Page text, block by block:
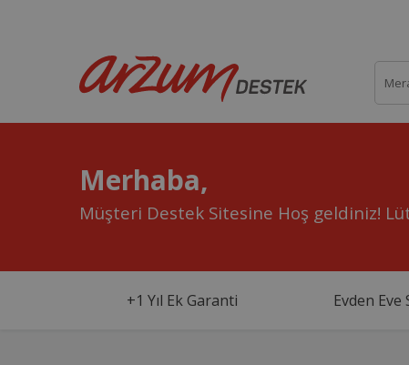
Merhaba,
Müşteri Destek Sitesine Hoş geldiniz!
+1 Yıl Ek Garanti Evden Eve